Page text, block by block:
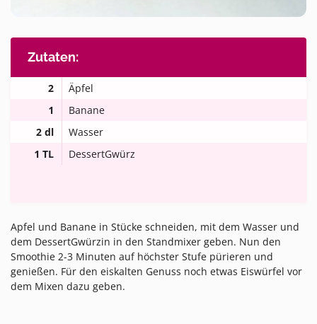
Zutaten:
2
Äpfel
1
Banane
2 dl
Wasser
1 TL
DessertGwürz
Apfel und Banane in Stücke schneiden, mit dem Wasser und
dem DessertGwürzin in den Standmixer geben. Nun den
Smoothie 2-3 Minuten auf höchster Stufe pürieren und
genießen. Für den eiskalten Genuss noch etwas Eiswürfel vor
dem Mixen dazu geben.